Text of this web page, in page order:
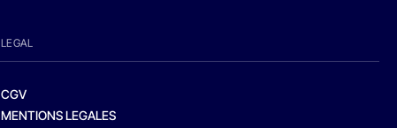
LEGAL
CGV
MENTIONS LEGALES